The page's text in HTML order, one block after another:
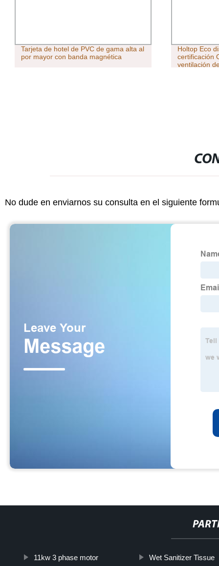
Tarjeta de hotel de PVC de gama alta al
por mayor con banda magnética
Holtop Eco
certificación
ventilación
No dude en enviarnos su consulta en el siguiente
11kw 3 phase motor Wet Sanitizer Tissue